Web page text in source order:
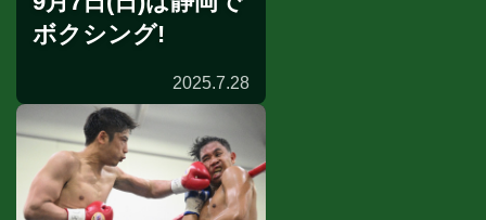
ボクシング!
2025.7.28